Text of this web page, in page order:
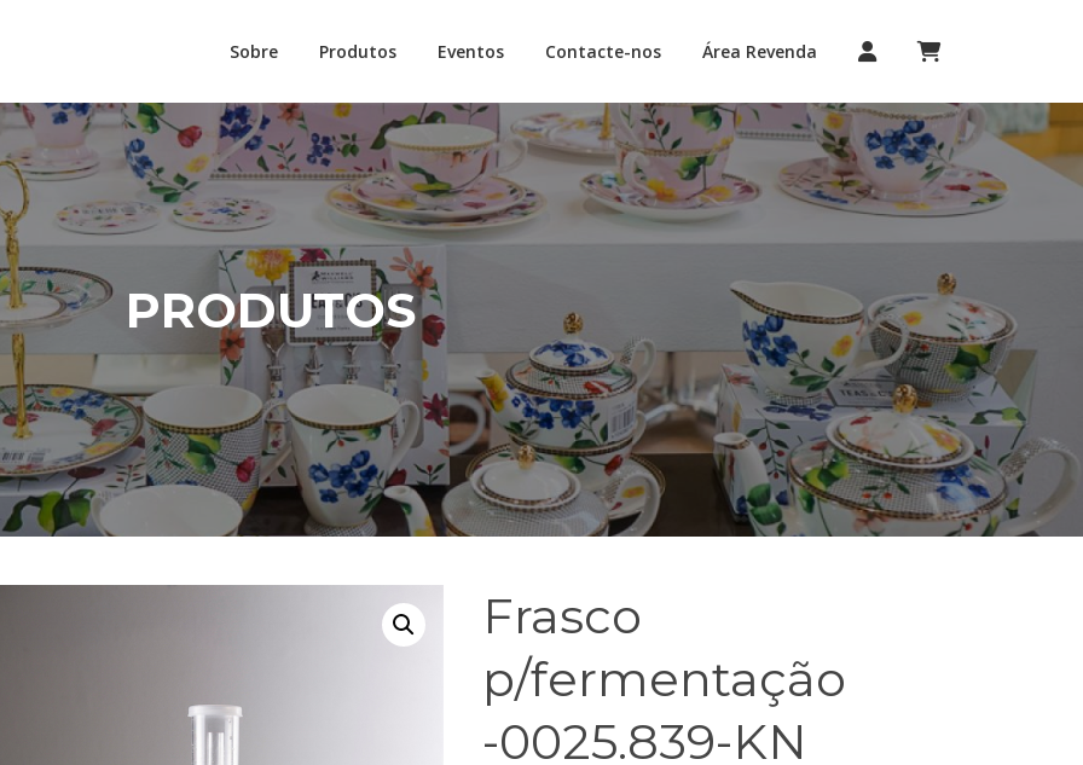
Sobre Produtos Eventos Contacte-nos Área Revenda
PRODUTOS
Frasco
p/fermentação
-0025.839-KN